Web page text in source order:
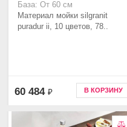
База: От 60 см
Материал мойки silgranit
puradur ii, 10 цветов, 78..
60 484 ₽ В КОРЗИНУ